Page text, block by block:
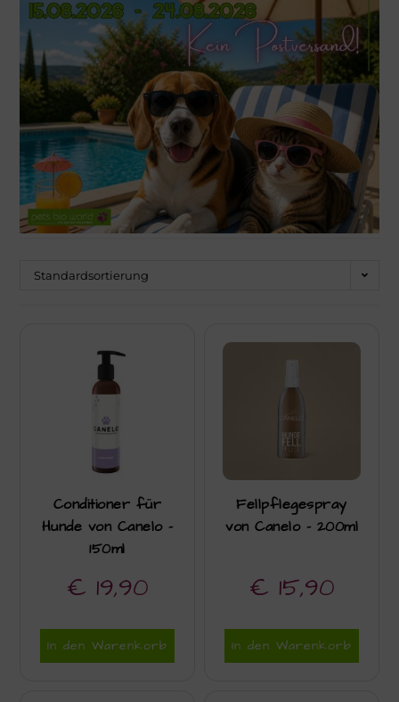
Ernährungsberatung!
Startseite
Über Mich!
Unser Team!
Blog
Newsletter Anmeldung
Zahlungsinformation
Seealgenmehl-Rechner für Hunde und Katzen #2
Standardsortierung
Conditioner für
Hunde von Canelo –
150ml
€ 19,90
In den Warenkorb
Fellpflegespray
von Canelo – 200ml
€ 15,90
In den Warenkorb